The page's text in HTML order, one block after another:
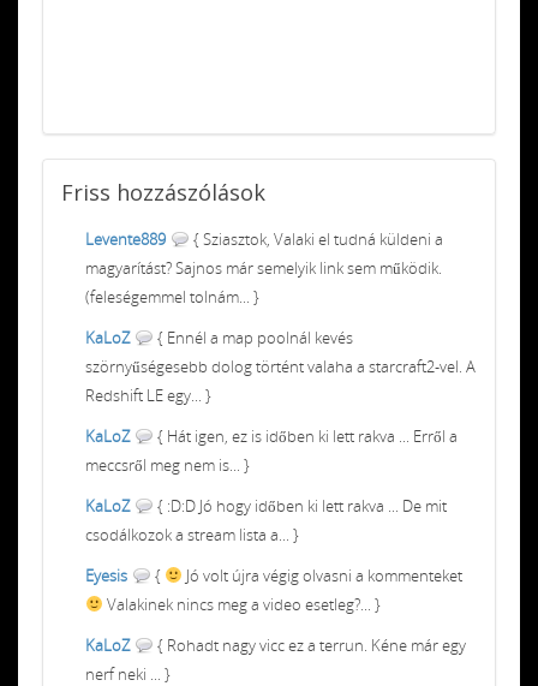
Friss hozzászólások
Levente889
{ Sziasztok, Valaki el tudná küldeni a
magyarítást? Sajnos már semelyik link sem működik.
(feleségemmel tolnám... }
KaLoZ
{ Ennél a map poolnál kevés
szörnyűségesebb dolog történt valaha a starcraft2-vel. A
Redshift LE egy... }
KaLoZ
{ Hát igen, ez is időben ki lett rakva ... Erről a
meccsről meg nem is... }
KaLoZ
{ :D:D Jó hogy időben ki lett rakva ... De mit
csodálkozok a stream lista a... }
Eyesis
{
Jó volt újra végig olvasni a kommenteket
Valakinek nincs meg a video esetleg?... }
KaLoZ
{ Rohadt nagy vicc ez a terrun. Kéne már egy
nerf neki ... }